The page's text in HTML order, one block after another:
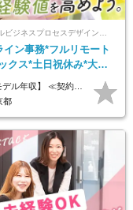
パーソルビジネスプロセスデザイン株式会社 事業開発本部
イン事務*フルリモート
クス*土日祝休み*大手
ルグループ*オンライン
～40代活躍中
収264万円 (基本給21万 ＋ 賞与)：静岡県在住 --------------- ●月給21万円～28万9900円＋賞与（年2回）＋各種手当 ●1年目想定給与：年収264万円～364万円 ●経験やスキルに応じて優遇します！ ※お住まいの地域により0～3万円の地区手当を支給しております ※試用期間中（3ヶ月間）の雇用形態および待遇に差異はありません ※残業代については選考時に詳細をご説明します ※通算契約期間の上限は5年となります ≪アルバイト≫ ●時給1,250円～2,300円 ●経験やスキルに応じて優遇します！ ●ご希望に応じ、扶養内での勤務も可能です！ ※試用期間中の雇用形態および待遇に差異はありません
都